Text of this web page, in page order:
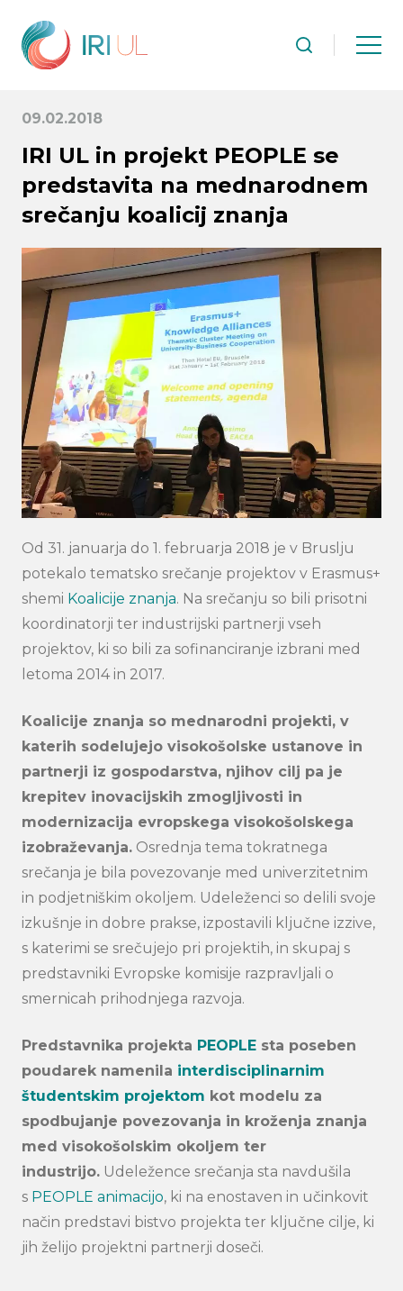
Search
09.02.2018
IRI UL in projekt PEOPLE se
predstavita na mednarodnem
srečanju koalicij znanja
Od 31. januarja do 1. februarja 2018 je v Bruslju
potekalo tematsko srečanje projektov v Erasmus+
shemi Koalicije znanja. Na srečanju so bili prisotni
koordinatorji ter industrijski partnerji vseh
projektov, ki so bili za sofinanciranje izbrani med
letoma 2014 in 2017.
Koalicije znanja so mednarodni projekti, v
katerih sodelujejo visokošolske ustanove in
partnerji iz gospodarstva, njihov cilj pa je
krepitev inovacijskih zmogljivosti in
modernizacija evropskega visokošolskega
izobraževanja. Osrednja tema tokratnega
srečanja je bila povezovanje med univerzitetnim
in podjetniškim okoljem. Udeleženci so delili svoje
izkušnje in dobre prakse, izpostavili ključne izzive,
s katerimi se srečujejo pri projektih, in skupaj s
predstavniki Evropske komisije razpravljali o
smernicah prihodnjega razvoja.
Predstavnika projekta PEOPLE sta poseben
poudarek namenila interdisciplinarnim
študentskim projektom kot modelu za
spodbujanje povezovanja in kroženja znanja
med visokošolskim okoljem ter
industrijo. Udeležence srečanja sta navdušila
s PEOPLE animacijo, ki na enostaven in učinkovit
način predstavi bistvo projekta ter ključne cilje, ki
jih želijo projektni partnerji doseči.